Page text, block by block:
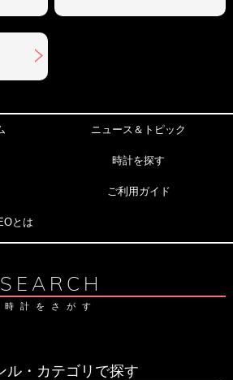
ニュース＆トピック
時計を探す
ご利用ガイド
とは
SEARCH
時計をさがす
ル・カテゴリで探す